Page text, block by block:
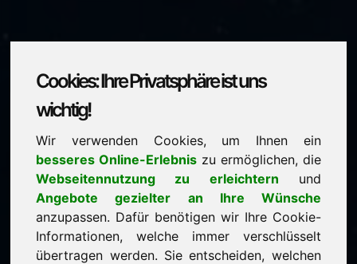
Cookies: Ihre Privatsphäre ist uns
wichtig!
Wir verwenden Cookies, um Ihnen ein
besseres Online-Erlebnis zu ermöglichen, die
Webseitennutzung zu erleichtern und
Angebote gezielter an Ihre Wünsche
anzupassen. Dafür benötigen wir Ihre Cookie-
Informationen, welche immer verschlüsselt
übertragen werden. Sie entscheiden, welchen
steht zum Verkauf
Preis: 3.500,00 Euro(exkl. MwSt.)
NEU
Attraktive Domain-Alternativen direkt auf Find-Your-
Domain.eu